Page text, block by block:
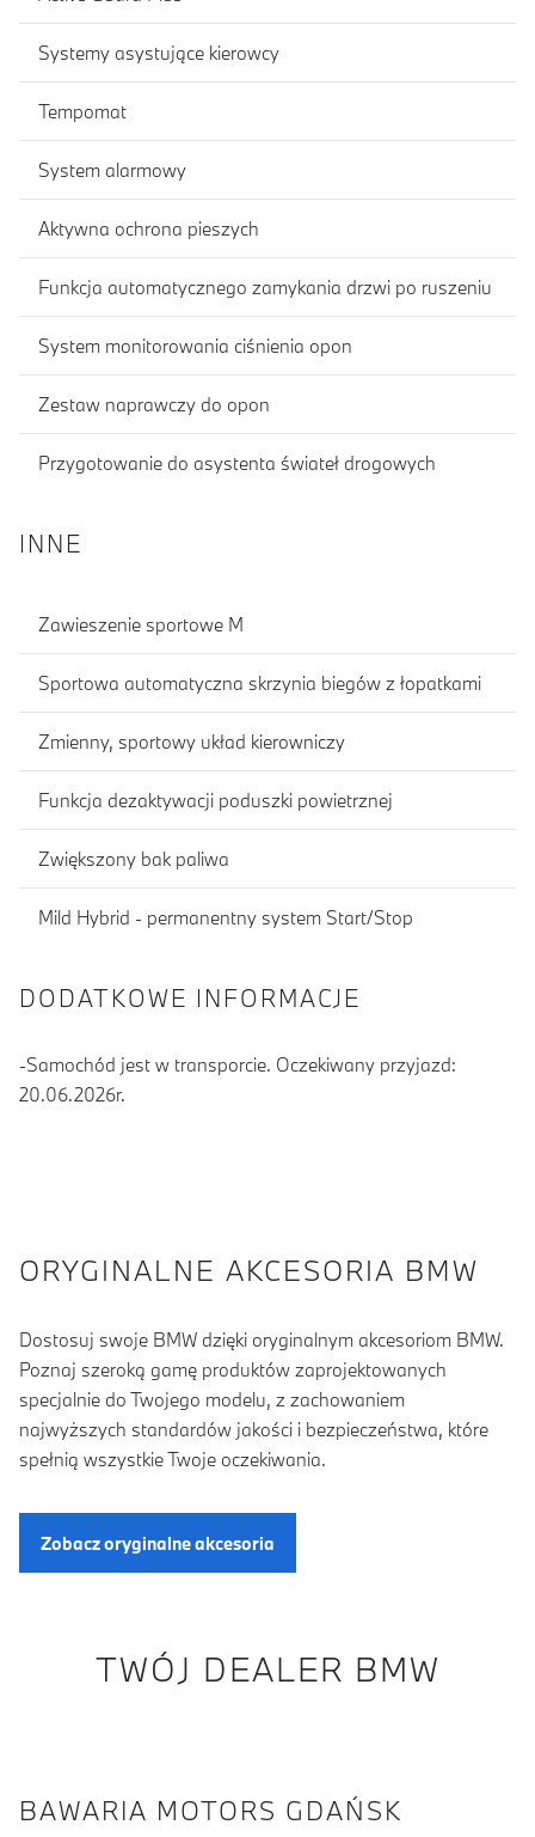
Systemy asystujące kierowcy
Tempomat
System alarmowy
Aktywna ochrona pieszych
Funkcja automatycznego zamykania drzwi po ruszeniu
System monitorowania ciśnienia opon
Zestaw naprawczy do opon
Przygotowanie do asystenta świateł drogowych
INNE
Zawieszenie sportowe M
Sportowa automatyczna skrzynia biegów z łopatkami
Zmienny, sportowy układ kierowniczy
Funkcja dezaktywacji poduszki powietrznej
Zwiększony bak paliwa
Mild Hybrid - permanentny system Start/Stop
DODATKOWE INFORMACJE
-Samochód jest w transporcie. Oczekiwany przyjazd:
20.06.2026r.
ORYGINALNE AKCESORIA BMW
Dostosuj swoje BMW dzięki oryginalnym akcesoriom BMW.
Poznaj szeroką gamę produktów zaprojektowanych
specjalnie do Twojego modelu, z zachowaniem
najwyższych standardów jakości i bezpieczeństwa, które
spełnią wszystkie Twoje oczekiwania.
Zobacz oryginalne akcesoria
TWÓJ DEALER BMW
BAWARIA MOTORS GDAŃSK